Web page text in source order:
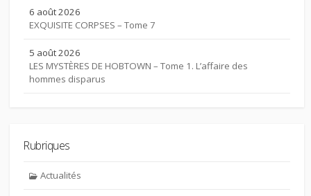
6 août 2026
EXQUISITE CORPSES – Tome 7
5 août 2026
LES MYSTÈRES DE HOBTOWN – Tome 1. L’affaire des
hommes disparus
Rubriques
Actualités